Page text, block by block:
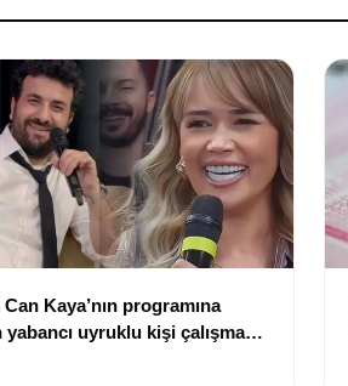
Kaya’nın programına
yabancı uyruklu kişi çalışma